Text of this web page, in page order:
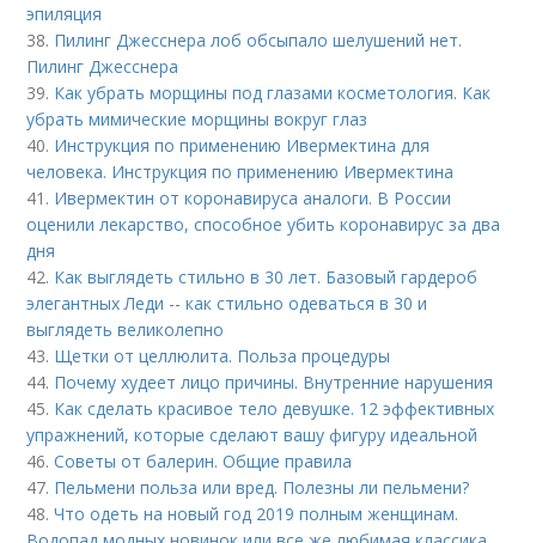
эпиляция
38. Пилинг Джесснера лоб обсыпало шелушений нет.
Пилинг Джесснера
39. Как убрать морщины под глазами косметология. Как
убрать мимические морщины вокруг глаз
40. Инструкция по применению Ивермектина для
человека. Инструкция по применению Ивермектина
41. Ивермектин от коронавируса аналоги. В России
оценили лекарство, способное убить коронавирус за два
дня
42. Как выглядеть стильно в 30 лет. Базовый гардероб
элегантных Леди -- как стильно одеваться в 30 и
выглядеть великолепно
43. Щетки от целлюлита. Польза процедуры
44. Почему худеет лицо причины. Внутренние нарушения
45. Как сделать красивое тело девушке. 12 эффективных
упражнений, которые сделают вашу фигуру идеальной
46.Советы от балерин. Общие правила
47. Пельмени польза или вред. Полезны ли пельмени?
48.Что одеть на новый год 2019 полным женщинам.